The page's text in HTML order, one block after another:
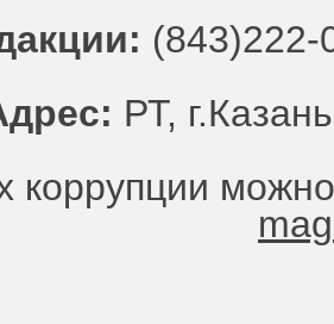
РТ,
коррупции